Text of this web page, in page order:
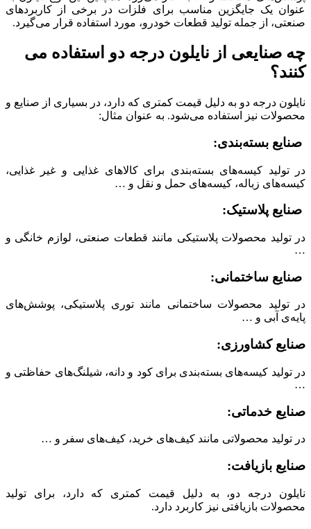
عنوان یک جایگزین مناسب برای فلزات در برخی از کاربردهای
صنعتی، از جمله تولید قطعات خودرو، مورد استفاده قرار می‌گیرد.
چه صنایعی از نایلون درجه دو استفاده می
کنند؟
نایلون درجه دو به دلیل قیمت کمتری که دارد، در بسیاری از صنایع و
محصولات نیز استفاده می‌شود. به عنوان مثال:
صنایع بسته‌بندی:
در تولید کیسه‌های بسته‌بندی برای کالاهای غذایی و غیر غذایی،
کیسه‌های زباله، کیسه‌های حمل و نقل و …
صنایع پلاستیک:
در تولید محصولات پلاستیکی مانند قطعات صنعتی، لوازم خانگی و
…
صنایع ساختمانی:
در تولید محصولات ساختمانی مانند توری پلاستیکی، پوشش‌های
پایه‌ی آبی و …
صنایع کشاورزی:
در تولید کیسه‌های بسته‌بندی برای کود و دانه، شیلنگ‌های حفاظتی و
…
صنایع خدماتی:
در تولید محصولاتی مانند کیف‌های خرید، کیف‌های سفر و …
صنایع بازیافت:
نایلون درجه دو، به دلیل قیمت کمتری که دارد، برای تولید
محصولات بازیافتی نیز کاربرد دارد.